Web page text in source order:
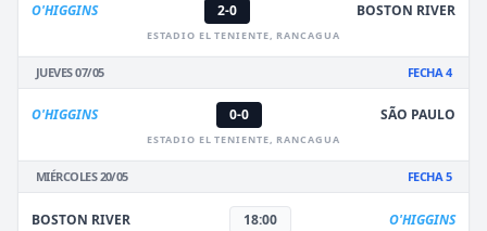
O'HIGGINS 2-0 BOSTON RIVER
ESTADIO EL TENIENTE, RANCAGUA
JUEVES 07/05 FECHA 4
O'HIGGINS 0-0 SÃO PAULO
ESTADIO EL TENIENTE, RANCAGUA
MIÉRCOLES 20/05 FECHA 5
BOSTON RIVER 18:00 O'HIGGINS